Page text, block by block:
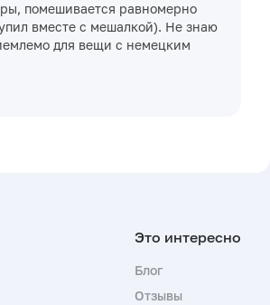
помешивается равномерно
вместе с мешалкой). Не знаю
для вещи с немецким
Блог
Отзывы